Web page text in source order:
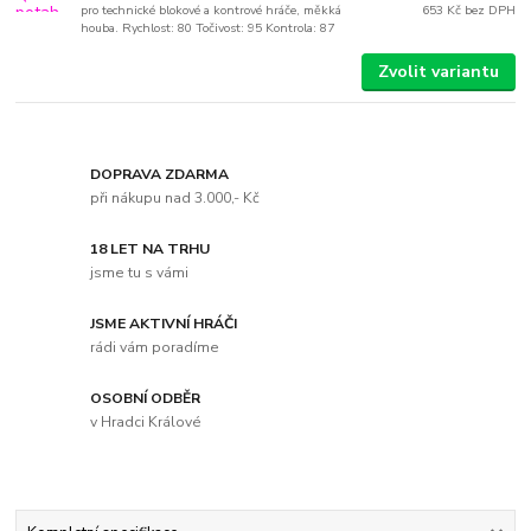
pro technické blokové a kontrové hráče, měkká
houba. Rychlost: 80 Točivost: 95 Kontrola: 87
653 Kč bez DPH
Zvolit variantu
DOPRAVA ZDARMA
při nákupu nad 3.000,- Kč
18 LET NA TRHU
jsme tu s vámi
JSME AKTIVNÍ HRÁČI
rádi vám poradíme
OSOBNÍ ODBĚR
v Hradci Králové